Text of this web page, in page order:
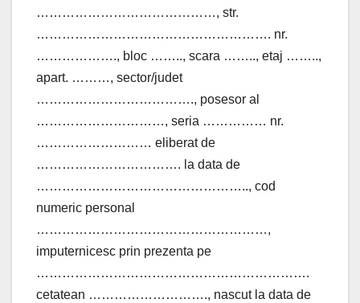
……………………………………, str.
………………………………………………. nr.
………………., bloc …….., scara …….., etaj ……..,
apart. ………, sector/judet
………………………………., posesor al
…………………………, seria …………… nr.
……………………… eliberat de
……………………………. la data de
………………………………………….., cod
numeric personal
………………………………………………,
imputernicesc prin prezenta pe
……………………………………………………….
cetatean ………………………., nascut la data de